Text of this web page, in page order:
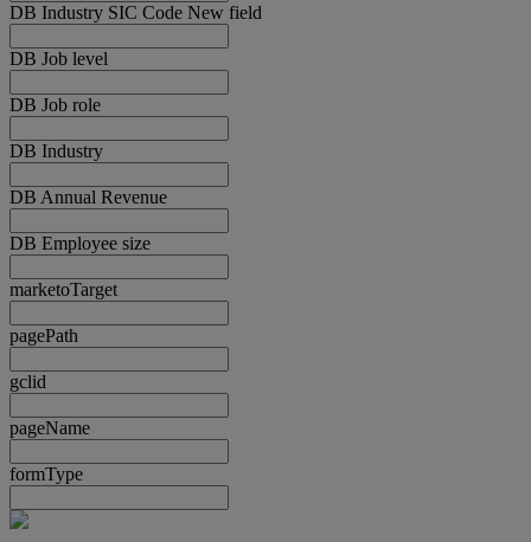
DB Industry SIC Code New field
DB Job level
DB Job role
DB Industry
DB Annual Revenue
DB Employee size
marketoTarget
pagePath
gclid
pageName
formType